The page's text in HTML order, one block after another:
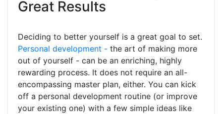
Great Results
Deciding to better yourself is a great goal to set.
Personal development - the art of making more
out of yourself - can be an enriching, highly
rewarding process. It does not require an all-
encompassing master plan, either. You can kick
off a personal development routine (or improve
your existing one) with a few simple ideas like